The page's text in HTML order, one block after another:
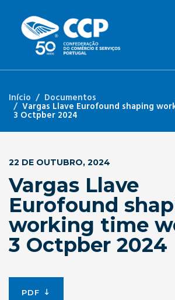
Início Documentos
Vargas Llave Eurofound shaping
3 Octpber 2024
22 DE OUTUBRO, 2024
Vargas Llave
Eurofound
working time
3 Octpber 2024
PDF